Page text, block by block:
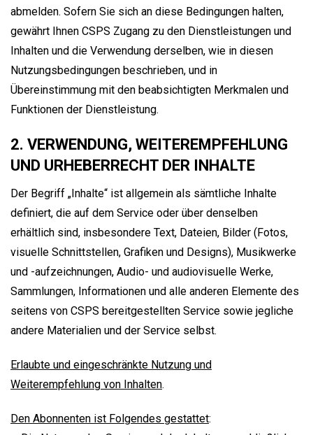
abmelden. Sofern Sie sich an diese Bedingungen halten,
gewährt Ihnen CSPS Zugang zu den Dienstleistungen und
Inhalten und die Verwendung derselben, wie in diesen
Nutzungsbedingungen beschrieben, und in
Übereinstimmung mit den beabsichtigten Merkmalen und
Funktionen der Dienstleistung.
2. VERWENDUNG, WEITEREMPFEHLUNG
UND URHEBERRECHT DER INHALTE
Der Begriff „Inhalte“ ist allgemein als sämtliche Inhalte
definiert, die auf dem Service oder über denselben
erhältlich sind, insbesondere Text, Dateien, Bilder (Fotos,
visuelle Schnittstellen, Grafiken und Designs), Musikwerke
und -aufzeichnungen, Audio- und audiovisuelle Werke,
Sammlungen, Informationen und alle anderen Elemente des
seitens von CSPS bereitgestellten Service sowie jegliche
andere Materialien und der Service selbst.
Erlaubte und eingeschränkte Nutzung und
Weiterempfehlung von Inhalten.
Den Abonnenten ist Folgendes gestattet: